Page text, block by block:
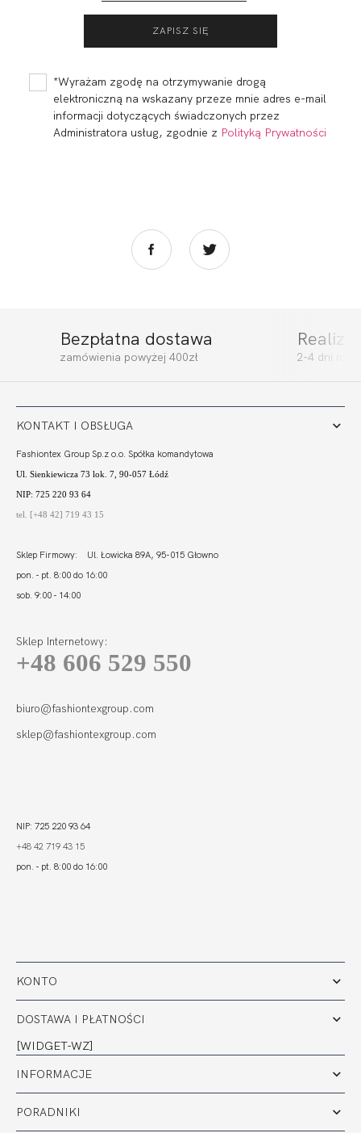
245,99 73,80 zł 199,99
MADERA
BRALETTE BIKINI
MADERA SOFT
MADERA BODY
*Wyrażam zgodę na otrzymywanie drogą
elektroniczną na wskazany przeze mnie adres e-mail
informacji dotyczących świadczonych przez
Administratora usług, zgodnie z Polityką Prywatności
Bezpłatna dostawa
zamówienia powyżej 400zł 2-4 dni
KONTO
DOSTAWA I PŁATNOŚCI
[WIDGET-WZ]
INFORMACJE
PORADNIKI
KONTAKT I OBSŁUGA
Fashiontex Group Sp.z o.o. Spółka komandytowa
Ul. Sienkiewicza 73 lok. 7, 90-057 Łódź
NIP: 725 220 93 64
tel. [+48 42] 719 43 15
Sklep Firmowy: Ul. Łowicka 89A, 95-015 Głowno
pon. - pt. 8:00 do 16:00
sob. 9:00 - 14:00
Sklep Internetowy:
+48 606 529 550
biuro@fashiontexgroup.com
sklep@fashiontexgroup.com
NIP: 725 220 93 64
+48 42 719 43 15
pon. - pt. 8:00 do 16:00